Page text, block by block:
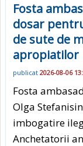
Fosta
dosar
de sute de
apropiatilor
publicat 2026-08-06
Fosta
Olga
imbogatire
Anchetatorii